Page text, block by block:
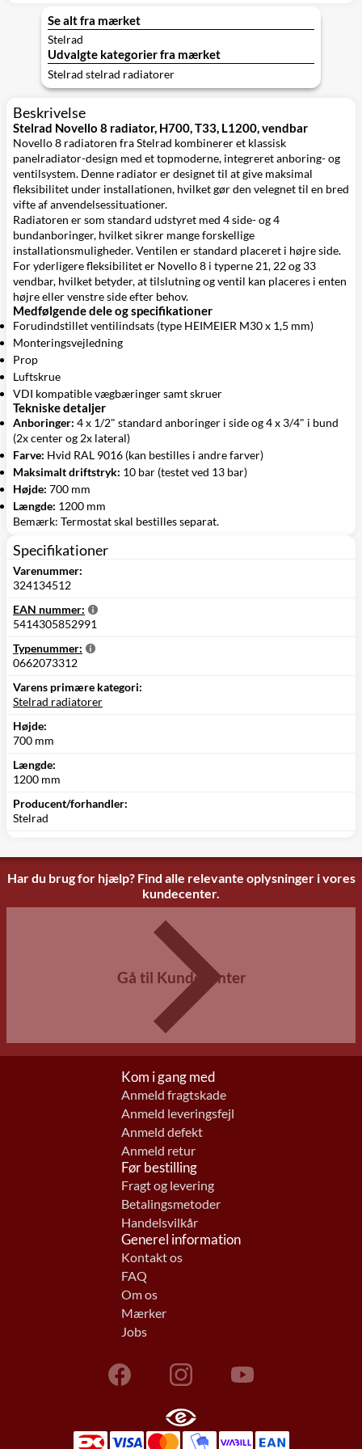
Se alt fra mærket
Stelrad
Udvalgte kategorier fra mærket
Stelrad stelrad radiatorer
Beskrivelse
Stelrad Novello 8 radiator, H700, T33, L1200, vendbar
Novello 8 radiatoren fra Stelrad kombinerer et klassisk
panelradiator-design med et topmoderne, integreret anboring- og
ventilsystem. Denne radiator er designet til at give maksimal
fleksibilitet under installationen, hvilket gør den velegnet til en bred
vifte af anvendelsessituationer.
Radiatoren er som standard udstyret med 4 side- og 4
bundanboringer, hvilket sikrer mange forskellige
installationsmuligheder. Ventilen er standard placeret i højre side.
For yderligere fleksibilitet er Novello 8 i typerne 21, 22 og 33
vendbar, hvilket betyder, at tilslutning og ventil kan placeres i enten
højre eller venstre side efter behov.
Medfølgende dele og specifikationer
Forudindstillet ventilindsats (type HEIMEIER M30 x 1,5 mm)
Monteringsvejledning
Prop
Luftskrue
VDI kompatible vægbæringer samt skruer
Tekniske detaljer
Anboringer: 4 x 1/2" standard anboringer i side og 4 x 3/4" i bund
(2x center og 2x lateral)
Farve: Hvid RAL 9016 (kan bestilles i andre farver)
Maksimalt driftstryk: 10 bar (testet ved 13 bar)
Højde: 700 mm
Længde: 1200 mm
Bemærk: Termostat skal bestilles separat.
Specifikationer
Varenummer:
324134512
EAN nummer:
5414305852991
Typenummer:
0662073312
Varens primære kategori:
Stelrad radiatorer
Højde:
700 mm
Længde:
1200 mm
Producent/forhandler:
Stelrad
Har du brug for hjælp? Find alle relevante oplysninger i vores
kundecenter.
Gå til Kundecenter
Kom i gang med
Anmeld fragtskade
Anmeld leveringsfejl
Anmeld defekt
Anmeld retur
Før bestilling
Fragt og levering
Betalingsmetoder
Handelsvilkår
Generel information
Kontakt os
FAQ
Om os
Mærker
Jobs